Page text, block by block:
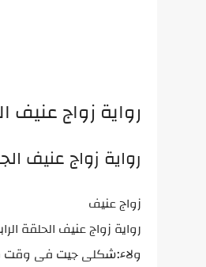
رواية زواج عنيف
رواية زواج عنيف
زواج عنيف
رواية زواج عنيف الحلقة
ولاء:شكلى جيت فى